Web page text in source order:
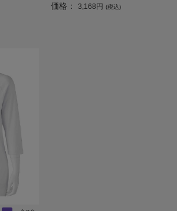
価格： 3,168円 (税込)